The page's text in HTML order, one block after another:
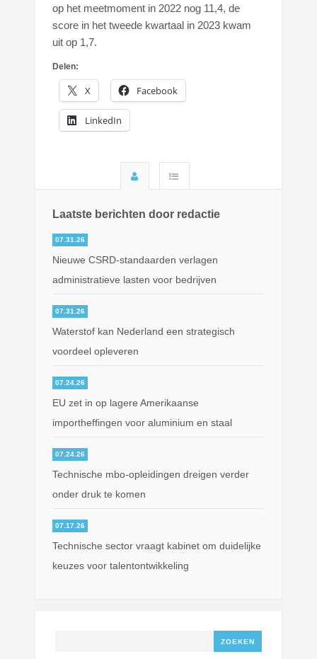
op het meetmoment in 2022 nog 11,4, de
score in het tweede kwartaal in 2023 kwam
uit op 1,7.
Delen:
X Facebook
LinkedIn
Laatste berichten door redactie
07.31.26
Nieuwe CSRD-standaarden verlagen
administratieve lasten voor bedrijven
07.31.26
Waterstof kan Nederland een strategisch
voordeel opleveren
07.24.26
EU zet in op lagere Amerikaanse
importheffingen voor aluminium en staal
07.24.26
Technische mbo-opleidingen dreigen verder
onder druk te komen
07.17.26
Technische sector vraagt kabinet om duidelijke
keuzes voor talentontwikkeling